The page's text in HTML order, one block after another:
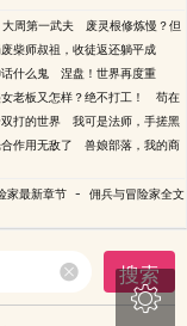
大周第一武夫
废灵根修炼慢？但
柴师叔祖，收徒返还躺平成
什么鬼
涅盘！世界再度重
老板又怎样？绝不打工！
苟在
打的世界
我可是法师，手搓黑
作用无敌了
兽娘部落，我的商
家最新章节 - 佣兵与冒险家全文
搜索
